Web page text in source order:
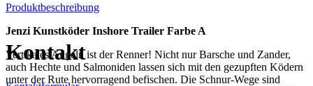
Produktbeschreibung
Jenzi Kunstköder Inshore Trailer Farbe A
Vertikales Angeln ist der Renner! Nicht nur Barsche und Zander,
auch Hechte und Salmoniden lassen sich mit den gezupften Ködern
unter der Rute hervorragend befischen. Die Schnur-Wege sind
Kontakt